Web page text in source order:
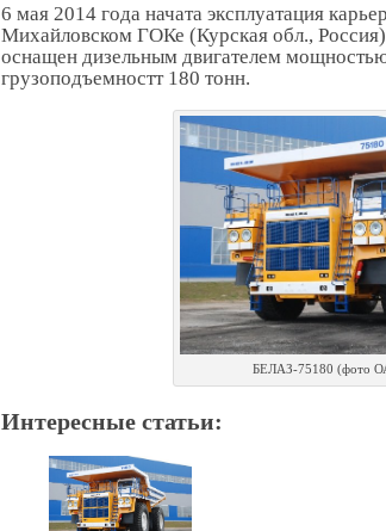
6 мая 2014 года начата эксплуатация
Михайловском ГОКе (Курская обл.,
оснащен дизельным двигателем
грузоподъемностт 180 тонн.
БЕЛАЗ-75180 (фото
Интересные статьи: